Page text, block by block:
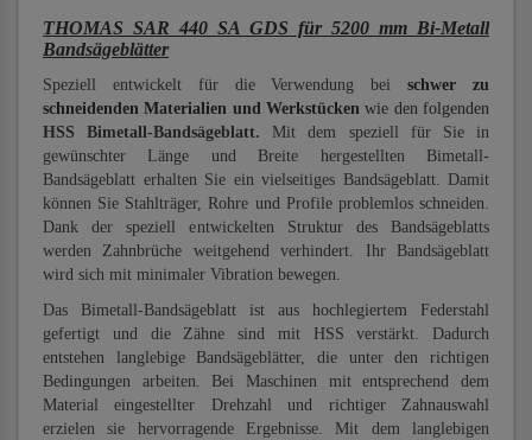
THOMAS SAR 440 SA GDS für 5200 mm Bi-Metall
Bandsägeblätter
Speziell entwickelt für die Verwendung beischwer zu
schneidenden Materialien und Werkstücken wie den folgenden
HSS Bimetall-Bandsägeblatt. Mit dem speziell für Sie in
gewünschter Länge und Breite hergestellten Bimetall-
Bandsägeblatt erhalten Sie ein vielseitiges Bandsägeblatt. Damit
können Sie Stahlträger, Rohre und Profile problemlos schneiden.
Dank der speziell entwickelten Struktur des Bandsägeblatts
werden Zahnbrüche weitgehend verhindert. Ihr Bandsägeblatt
wird sich mit minimaler Vibration bewegen.
Das Bimetall-Bandsägeblatt ist aus hochlegiertem Federstahl
gefertigt und die Zähne sind mit HSS verstärkt. Dadurch
entstehen langlebige Bandsägeblätter, die unter den richtigen
Bedingungen arbeiten. Bei Maschinen mit entsprechend dem
Material eingestellter Drehzahl und richtiger Zahnauswahl
erzielen sie hervorragende Ergebnisse. Mit dem langlebigen